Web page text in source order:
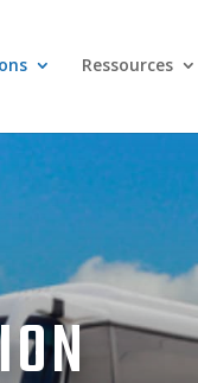
Ressources